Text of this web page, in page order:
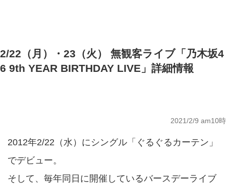
2/22（月）・23（火） 無観客ライブ「乃木坂4
6 9th YEAR BIRTHDAY LIVE」詳細情報
2021/2/9 am10時
2012年2/22（水）にシングル「ぐるぐるカーテン」
でデビュー。
そして、毎年同日に開催しているバースデーライブ